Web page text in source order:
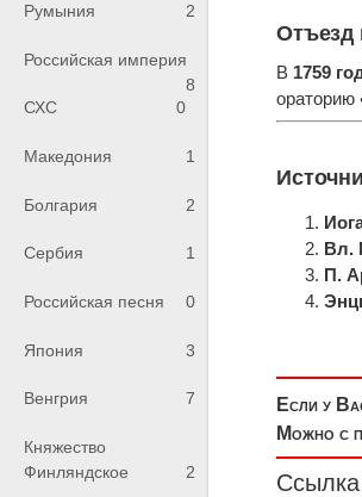
Румыния 2
Российская империя
8
СХС
0
Македония 1
Болгария 2
Сербия 1
Российская песня 0
Япония 3
Венгрия 7
Княжество
Финляндское
2
Отъезд
В 1759
ораторию
Вл.
П.
Если у
Можно с